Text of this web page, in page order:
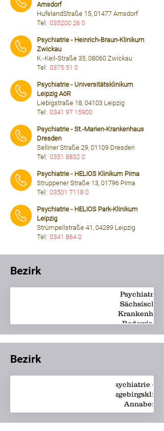
Arnsdorf
HufelandStraße 15, 01477 Arnsdorf
Tel: 035200 26 0
Psychiatrie - Heinrich-Braun-Klinikum
Zwickau
K.-Keil-Straße 35, 08060 Zwickau
Tel: 0375 51 0
Psychiatrie - Universitätsklinikum
Leipzig AöR
Liebigstraße 18, 04103 Leipzig
Tel: 0341 97 15900
Psychiatrie - St.-Marien-Krankenhaus
Dresden
Selliner Straße 29, 01109 Dresden
Tel: 0351 8832 0
Psychiatrie - HELIOS Klinikum Pirna
Struppener Straße 13, 01796 Pirna
Tel: 03501 7118 0
Psychiatrie - HELIOS Park-Klinikum
Leipzig
Strümpellstraße 41, 04289 Leipzig
Tel: 0341 864 0
Bezirk
Psychiatrie -
Sächsisches
Krankenhaus
Rodewisch
Bezirk
Psychiatrie -
Annaberg